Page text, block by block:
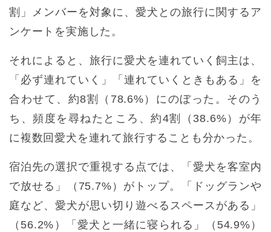
割」メンバーを対象に、愛犬との旅行に関するア
ンケートを実施した。
それによると、旅行に愛犬を連れていく飼主は、
「必ず連れていく」「連れていくときもある」を
合わせて、約8割（78.6%）にのぼった。そのう
ち、頻度を尋ねたところ、約4割（38.6%）が年
に複数回愛犬を連れて旅行することも分かった。
宿泊先の選択で重視する点では、「愛犬を客室内
で放せる」（75.7%）がトップ。「ドッグランや
庭など、愛犬が思い切り遊べるスペースがある」
（56.2%）「愛犬と一緒に寝られる」（54.9%）